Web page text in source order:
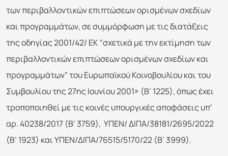
των περιβαλλοντικών επιπτώσεων ορισμένων σχεδίων
και προγραμμάτων, σε συμμόρφωση με τις διατάξεις
της οδηγίας 2001/42/ ΕΚ “σχετικά με την εκτίμηση των
περιβαλλοντικών επιπτώσεων ορισμένων σχεδίων και
προγραμμάτων” του Ευρωπαϊκού Κοινοβουλίου και του
Συμβουλίου της 27ης Ιουνίου 2001» (Β’ 1225), όπως έχει
τροποποιηθεί με τις κοινές υπουργικές αποφάσεις υπ’
αρ. 40238/2017 (Β’ 3759), ΥΠΕΝ/ ΔΙΠΑ/38181/2695/2022
(Β’ 1923) και ΥΠΕΝ/ΔΙΠΑ/76515/5170/22 (Β’ 3999).